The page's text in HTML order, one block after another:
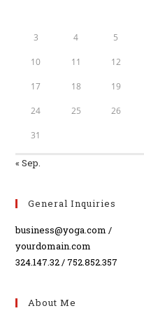
3 4 5
10 11 12
17 18 19
24 25 26
31
« Sep.
General Inquiries
business@yoga.com /
yourdomain.com
324.147.32 / 752.852.357
About Me